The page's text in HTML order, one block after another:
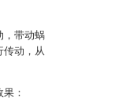
，带动蜗
传动，从
：